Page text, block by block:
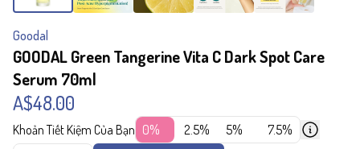
Goodal
GOODAL Green Tangerine Vita C Dark Spot Care
Serum 70ml
A$48.00
Khoản Tiết Kiệm Của Bạn 0% 2.5% 5% 7.5%